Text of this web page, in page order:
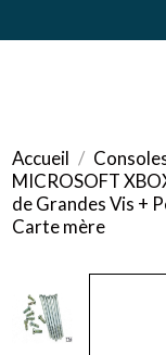
Accueil
MICROSOFT
de Grandes Vis +
Carte mère